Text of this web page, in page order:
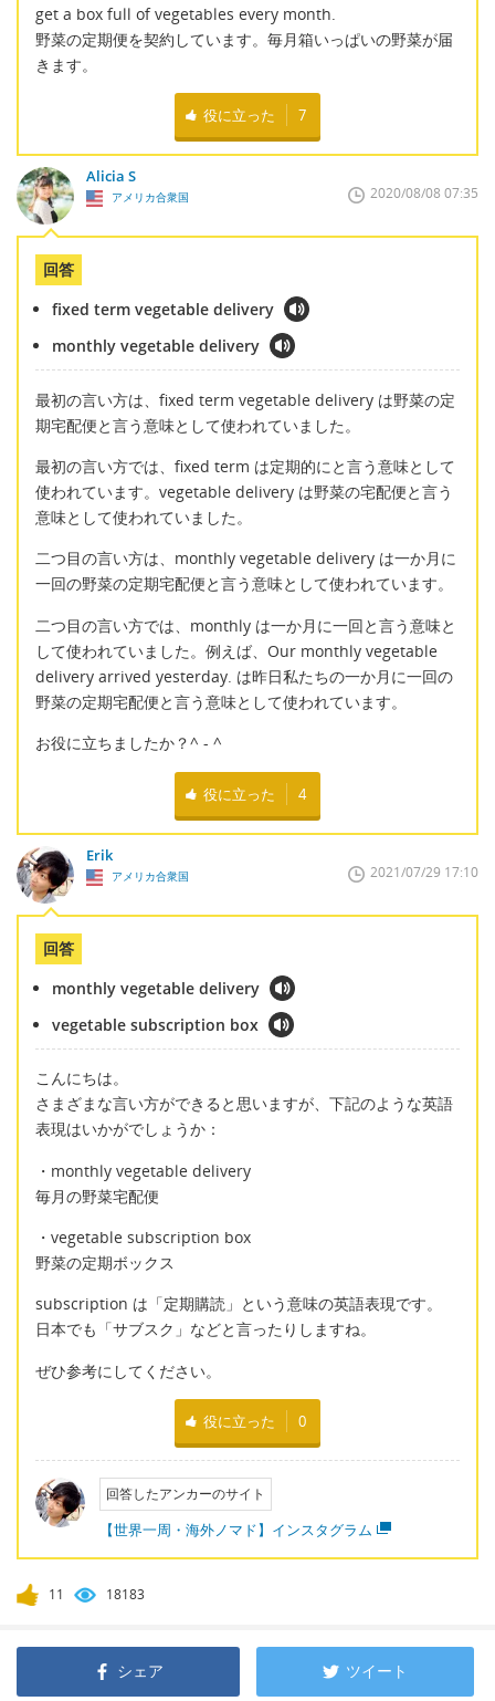
get a box full of vegetables every month.
野菜の定期便を契約しています。毎月箱いっぱいの野菜が届
きます。
役に立った 7
Alicia S
アメリカ合衆国 2020/08/08 07:35
回答
fixed term vegetable delivery
monthly vegetable delivery
最初の言い方は、fixed term vegetable delivery は野菜の定
期宅配便と言う意味として使われていました。
最初の言い方では、fixed term は定期的にと言う意味として
使われています。vegetable delivery は野菜の宅配便と言う
意味として使われていました。
二つ目の言い方は、monthly vegetable delivery は一か月に
一回の野菜の定期宅配便と言う意味として使われています。
二つ目の言い方では、monthly は一か月に一回と言う意味と
して使われていました。例えば、Our monthly vegetable
delivery arrived yesterday. は昨日私たちの一か月に一回の
野菜の定期宅配便と言う意味として使われています。
お役に立ちましたか？^ - ^
役に立った 4
Erik
アメリカ合衆国 2021/07/29 17:10
回答
monthly vegetable delivery
vegetable subscription box
こんにちは。
さまざまな言い方ができると思いますが、下記のような英語
表現はいかがでしょうか：
・monthly vegetable delivery
毎月の野菜宅配便
・vegetable subscription box
野菜の定期ボックス
subscription は「定期購読」という意味の英語表現です。
日本でも「サブスク」などと言ったりしますね。
ぜひ参考にしてください。
役に立った 0
回答したアンカーのサイト
【世界一周・海外ノマド】インスタグラム
11 18183
シェア ツイート